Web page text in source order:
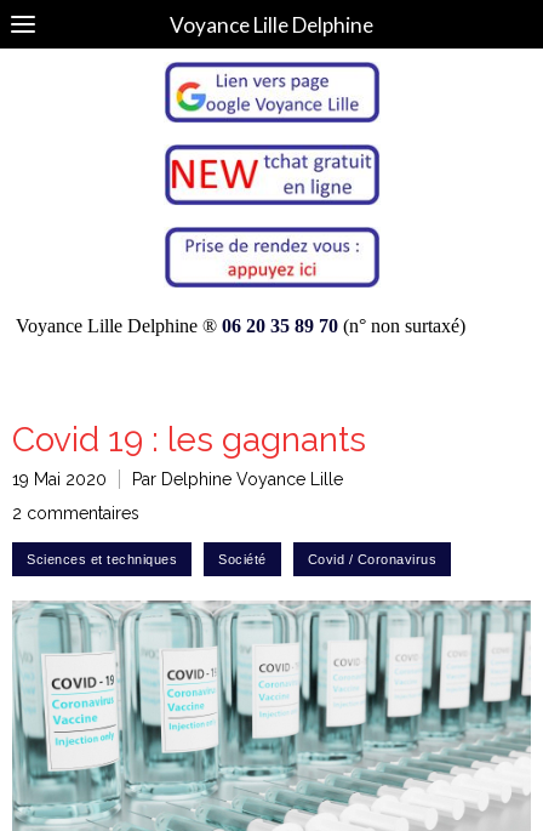
Voyance Lille Delphine
Voyance Lille Delphine ® 06 20 35 89 70 (n° non surtaxé)
Covid 19 : les gagnants
19 Mai 2020
Par Delphine Voyance Lille
2 commentaires